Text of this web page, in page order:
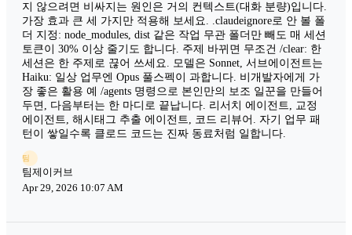
지 않으려면 비싸지는 원인은 거의 컨텍스트(대화 분량)입니다.
가장 효과 큰 세 가지만 적용해 보세요. .claudeignore로 안 볼 폴
더 지정: node_modules, dist 같은 작업 무관 폴더만 빼도 매 세션
토큰이 30% 이상 줄기도 합니다. 주제 바뀌면 무조건 /clear: 한
세션은 한 주제로 끊어 쓰세요. 모델은 Sonnet, 서브에이전트는
Haiku: 일상 업무엔 Opus 풀스펙이 과합니다. 비개발자에게 가
장 좋은 활용 예 /agents 명령으로 본인만의 보조 일꾼을 만들어
두면, 다음부터는 한 마디로 끝납니다. 리서치 에이전트, 교정
에이전트, 해시태그 추출 에이전트, 코드 리뷰어. 자기 업무 패
턴이 쌓일수록 클로드 코드는 진짜 동료처럼 일합니다.
팀
팀제이커브
Apr 29, 2026 10:07 AM